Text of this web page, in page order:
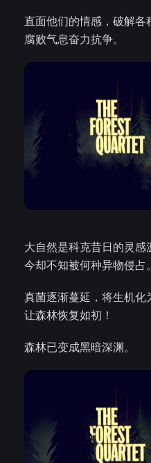
直面他们的情感，破解
腐败气息奋力抗争。
大自然是科克昔日的灵
今却不知被何种异物侵占。
真菌逐渐蔓延，将生机
让森林恢复如初！
森林已变成黑暗深渊。